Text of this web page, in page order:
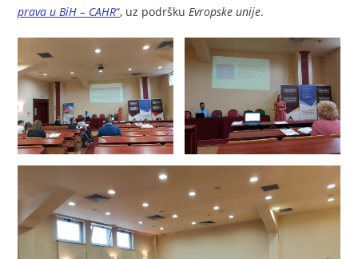
prava u BiH – CAHR“, uz podrškuEvropske unije.